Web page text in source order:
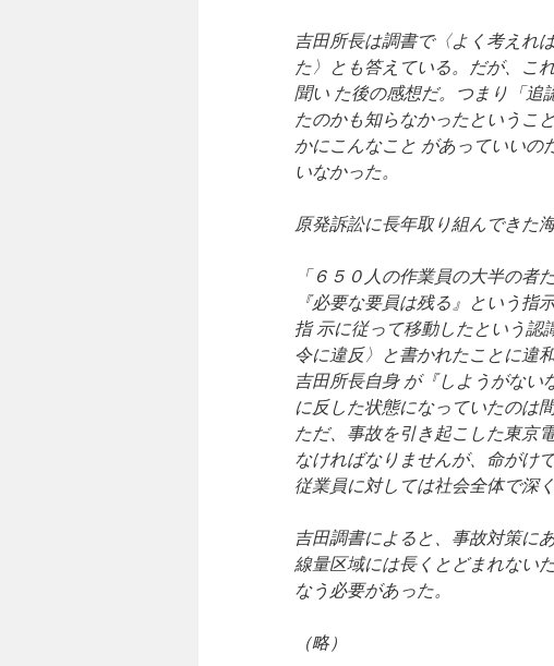
吉田所長は調書で〈よく考えれ
た〉とも答えている。だが、こ
聞い た後の感想だ。つまり「追
たのかも知らなかったというこ
かにこんなこと があっていい
いなかった。
原発訴訟に長年取り組んできた
「６５０人の作業員の大半の
『必要な要員は残る』という
指 示に従って移動したという認
令に違反〉と書かれたことに違
吉田所長自身 が『しようがな
に反した状態になっていたのは
ただ、事故を引き起こした東京
なければなりませんが、命がけ
従業員に対しては社会全体で深
吉田調書によると、事故対策に
線量区域には長くとどまれない
なう必要があった。
（略）